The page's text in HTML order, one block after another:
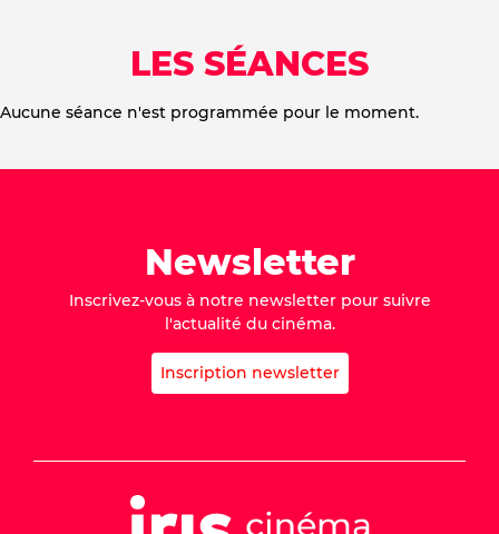
LES SÉANCES
Aucune séance n'est programmée pour le moment.
Newsletter
Inscrivez-vous à notre newsletter pour suivre
l'actualité du cinéma.
Inscription newsletter